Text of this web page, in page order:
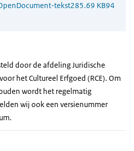
tekst285.69 KB94
door de afdeling Juridische
het Cultureel Erfgoed (RCE). Om
wordt het regelmatig
wij ook een versienummer